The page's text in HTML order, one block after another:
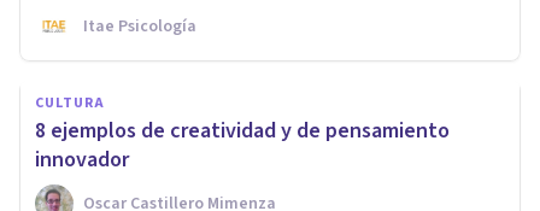
Itae Psicología
CULTURA
8 ejemplos de creatividad y de pensamiento
innovador
Oscar Castillero Mimenza